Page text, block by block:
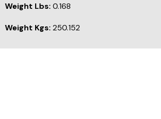
Weight Lbs: 0.168
Weight Kgs: 250.152